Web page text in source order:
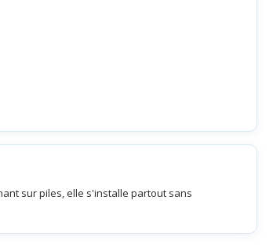
sur piles, elle s'installe partout sans